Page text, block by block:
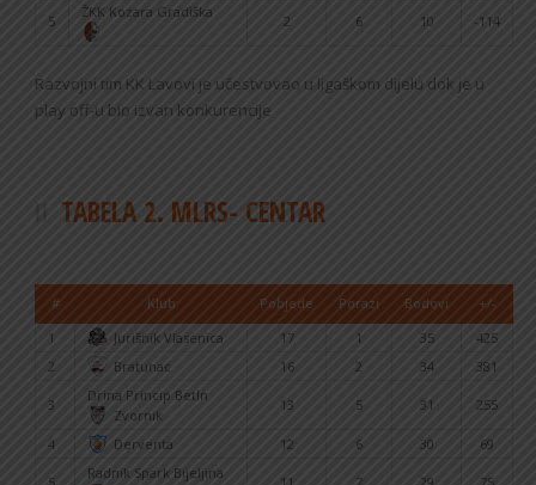
5
ŽKK Kozara Gradiška
2 6 10 -114
Razvojni tim KK Lavovi je učestvovao u ligaškom dijelu dok je u
play off-u bio izvan konkurencije
TABELA 2. MLRS- CENTAR
# Klub Pobjede Porazi Bodovi
+/-
1
Jurišnik Vlasenica 17 1 35
425
2
Bratunac 16 2 34 381
3
Drina Princip BetIn
Zvornik
13 5 31 255
4 Derventa 12 6 30 69
Radnik Spark Bijeljina